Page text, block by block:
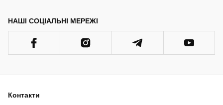
НАШІ СОЦІАЛЬНІ МЕРЕЖІ
Контакти